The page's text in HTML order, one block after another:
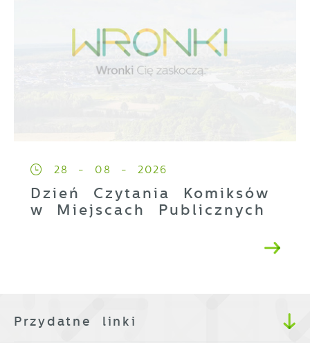
28 - 08 - 2026
Dzień Czytania Komiksów
w Miejscach Publicznych
Przydatne linki